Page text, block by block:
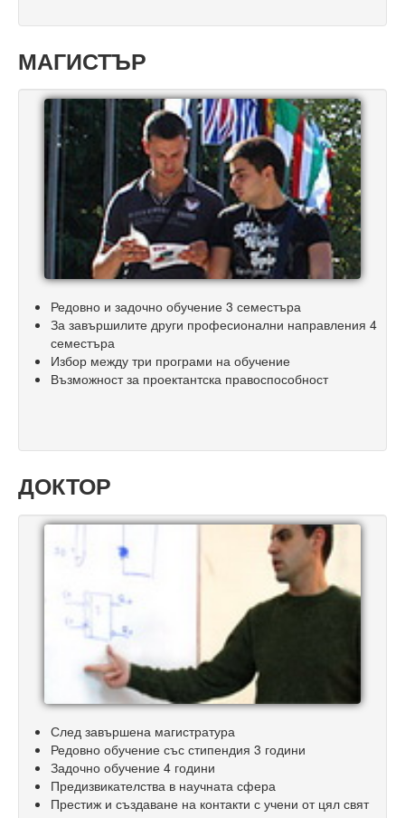
МАГИСТЪР
Редовно и задочно обучение 3 семестъра
За завършилите други професионални направления 4
семестъра
Избор между три програми на обучение
Възможност за проектантска правоспособност
ДОКТОР
След завършена магистратура
Редовно обучение със стипендия 3 години
Задочно обучение 4 години
Предизвикателства в научната сфера
Престиж и създаване на контакти с учени от цял свят